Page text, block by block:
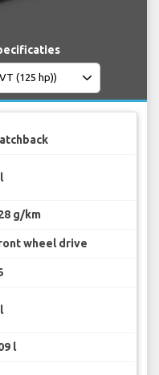
g/km
wheel drive
l